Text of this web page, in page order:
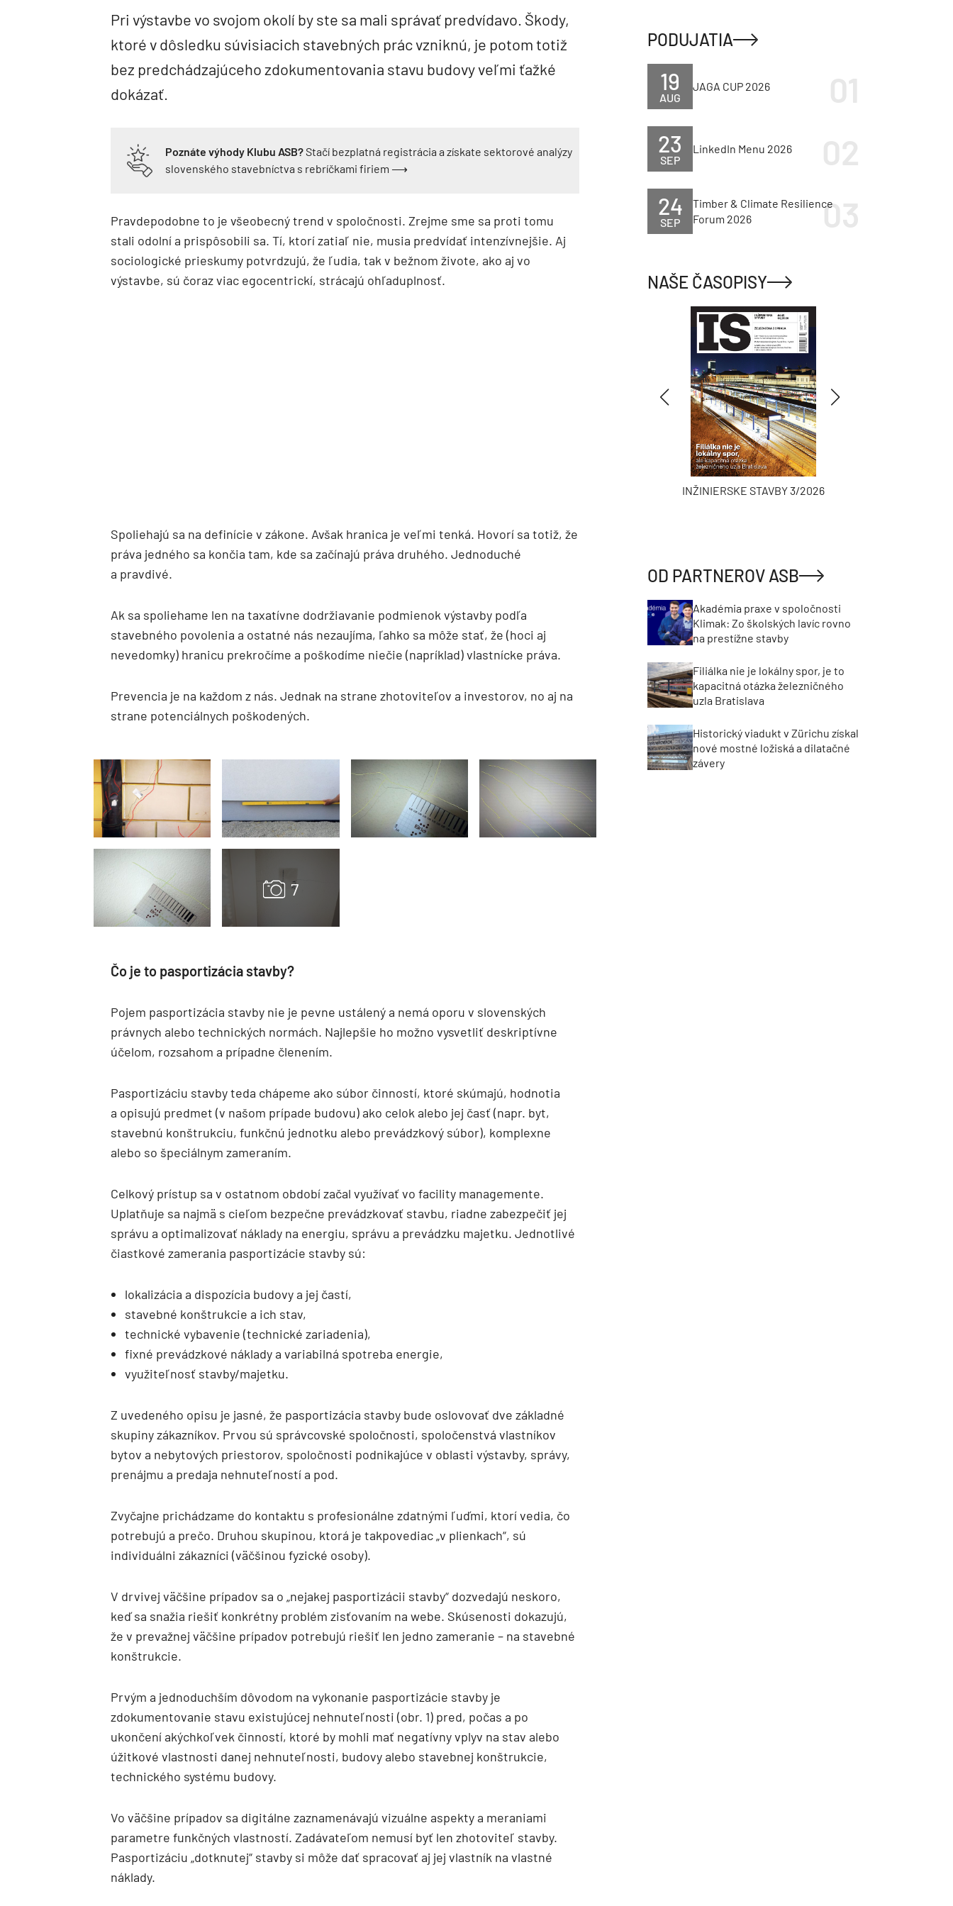
Pri výstavbe vo svojom okolí by ste sa mali správať predvídavo. Škody,
ktoré v dôsledku súvisiacich stavebných prác vzniknú, je potom totiž
bez predchádzajúceho zdokumentovania stavu budovy veľmi ťažké
dokázať.
Poznáte výhody Klubu ASB?Stačí bezplatná registrácia a získate sektorové analýzy
slovenského stavebníctva s rebríčkami firiem ⟶
Pravdepodobne to je všeobecný trend v spoločnosti. Zrejme sme sa proti tomu
stali odolní a prispôsobili sa. Tí, ktorí zatiaľ nie, musia predvídať intenzívnejšie. Aj
sociologické prieskumy potvrdzujú, že ľudia, tak v bežnom živote, ako aj vo
výstavbe, sú čoraz viac egocentrickí, strácajú ohľaduplnosť.
Spoliehajú sa na definície v zákone. Avšak hranica je veľmi tenká. Hovorí sa totiž, že
práva jedného sa končia tam, kde sa začínajú práva druhého. Jednoduché
a pravdivé.
Ak sa spoliehame len na taxatívne dodržiavanie podmienok výstavby podľa
stavebného povolenia a ostatné nás nezaujíma, ľahko sa môže stať, že (hoci aj
nevedomky) hranicu prekročíme a poškodíme niečie (napríklad) vlastnícke práva.
Prevencia je na každom z nás. Jednak na strane zhotoviteľov a investorov, no aj na
strane potenciálnych poškodených.
Čo je to pasportizácia stavby?
Pojem pasportizácia stavby nie je pevne ustálený a nemá oporu v slovenských
právnych alebo technických normách. Najlepšie ho možno vysvetliť deskriptívne
účelom, rozsahom a prípadne členením.
Pasportizáciu stavby teda chápeme ako súbor činností, ktoré skúmajú, hodnotia
a opisujú predmet (v našom prípade budovu) ako celok alebo jej časť (napr. byt,
stavebnú konštrukciu, funkčnú jednotku alebo prevádzkový súbor), komplexne
alebo so špeciálnym zameraním.
Celkový prístup sa v ostatnom období začal využívať vo facility managemente.
Uplatňuje sa najmä s cieľom bezpečne prevádzkovať stavbu, riadne zabezpečiť jej
správu a optimalizovať náklady na energiu, správu a prevádzku majetku. Jednotlivé
čiastkové zamerania pasportizácie stavby sú:
lokalizácia a dispozícia budovy a jej častí,
stavebné konštrukcie a ich stav,
technické vybavenie (technické zariadenia),
fixné prevádzkové náklady a variabilná spotreba energie,
využiteľnosť stavby/majetku.
Z uvedeného opisu je jasné, že pasportizácia stavby bude oslovovať dve základné
skupiny zákazníkov. Prvou sú správcovské spoločnosti, spoločenstvá vlastníkov
bytov a nebytových priestorov, spoločnosti podnikajúce v oblasti výstavby, správy,
prenájmu a predaja nehnuteľností a pod.
Zvyčajne prichádzame do kontaktu s profesionálne zdatnými ľuďmi, ktorí vedia, čo
potrebujú a prečo. Druhou skupinou, ktorá je takpovediac „v plienkach“, sú
individuálni zákazníci (väčšinou fyzické osoby).
V drvivej väčšine prípadov sa o „nejakej pasportizácii stavby“ dozvedajú neskoro,
keď sa snažia riešiť konkrétny problém zisťovaním na webe. Skúsenosti dokazujú,
že v prevažnej väčšine prípadov potrebujú riešiť len jedno zameranie – na stavebné
konštrukcie.
Prvým a jednoduchším dôvodom na vykonanie pasportizácie stavby je
zdokumentovanie stavu existujúcej nehnuteľnosti (obr. 1) pred, počas a po
ukončení akýchkoľvek činností, ktoré by mohli mať negatívny vplyv na stav alebo
úžitkové vlastnosti danej nehnuteľnosti, budovy alebo stavebnej konštrukcie,
technického systému budovy.
Vo väčšine prípadov sa digitálne zaznamenávajú vizuálne aspekty a meraniami
parametre funkčných vlastností. Zadávateľom nemusí byť len zhotoviteľ stavby.
Pasportizáciu „dotknutej“ stavby si môže dať spracovať aj jej vlastník na vlastné
náklady.
PODUJATIA
AUG
19 JAGA CUP 2026
SEP
23 LinkedIn Menu 2026
SEP
24
Timber & Climate Resilience
Forum 2026
NAŠE ČASOPISY
INŽINIERSKE STAVBY 3/2026
OD PARTNEROV ASB
Akadémia praxe v spoločnosti
Klimak: Zo školských lavíc rovno
na prestížne stavby
Filiálka nie je lokálny spor, je to
kapacitná otázka železničného
uzla Bratislava
Historický viadukt v Zürichu získal
nové mostné ložiská a dilatačné
závery